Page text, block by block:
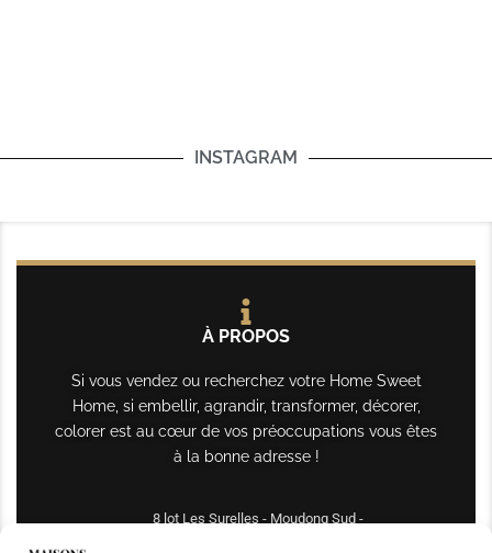
INSTAGRAM
À PROPOS
Si vous vendez ou recherchez votre Home Sweet
Home, si embellir, agrandir, transformer, décorer,
colorer est au cœur de vos préoccupations vous êtes
à la bonne adresse !
8 lot Les Surelles - Moudong Sud -